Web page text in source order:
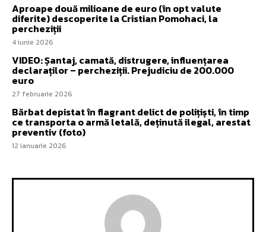
Aproape două milioane de euro (în opt valute
diferite) descoperite la Cristian Pomohaci, la
percheziții
4 iunie 2026
VIDEO: Șantaj, camată, distrugere, influențarea
declaraților – percheziții. Prejudiciu de 200.000
euro
27 februarie 2026
Bărbat depistat în flagrant delict de polițiști, în timp
ce transporta o armă letală, deținută ilegal, arestat
preventiv (foto)
12 ianuarie 2026